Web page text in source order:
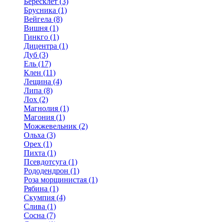
Брусника (1)
Вейгела (8)
Вишня (1)
Гинкго (1)
Дицентра (1)
Дуб (3)
Ель (17)
Клен (11)
Лещина (4)
Липа (8)
Лох (2)
Магнолия (1)
Магония (1)
Можжевельник (2)
Ольха (3)
Орех (1)
Пихта (1)
Псевдотсуга (1)
Рододендрон (1)
Роза морщинистая (1)
Рябина (1)
Скумпия (4)
Слива (1)
Сосна (7)